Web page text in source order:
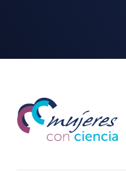
Mujeres
con
ciencia